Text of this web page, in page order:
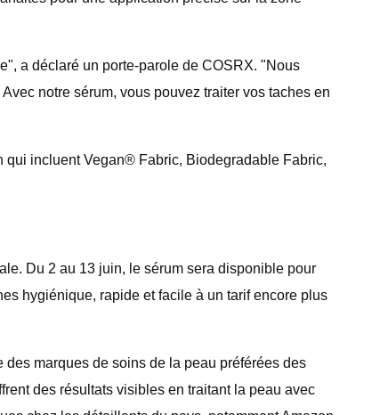
a déclaré un porte-parole de COSRX. "Nous
notre sérum, vous pouvez traiter vos taches en
qui incluent Vegan® Fabric, Biodegradable Fabric,
Du 2 au 13 juin, le sérum sera disponible pour
hygiénique, rapide et facile à un tarif encore plus
marques de soins de la peau préférées des
des résultats visibles en traitant la peau avec